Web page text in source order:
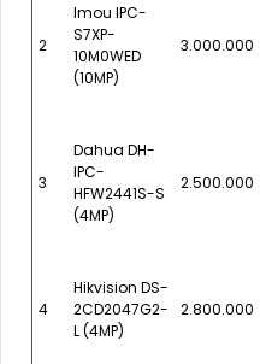
2
Imou IPC-
S7XP-
10M0WED
(10MP)
3.000.000
3
Dahua DH-
IPC-
HFW2441S-S
(4MP)
2.500.000
4
Hikvision DS-
2CD2047G2-
L (4MP)
2.800.000